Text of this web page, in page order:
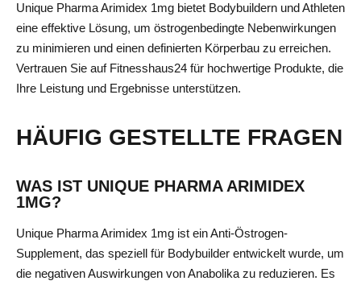
Unique Pharma Arimidex 1mg bietet Bodybuildern und Athleten
eine effektive Lösung, um östrogenbedingte Nebenwirkungen
zu minimieren und einen definierten Körperbau zu erreichen.
Vertrauen Sie auf Fitnesshaus24 für hochwertige Produkte, die
Ihre Leistung und Ergebnisse unterstützen.
HÄUFIG GESTELLTE FRAGEN
WAS IST UNIQUE PHARMA ARIMIDEX
1MG?
Unique Pharma Arimidex 1mg ist ein Anti-Östrogen-
Supplement, das speziell für Bodybuilder entwickelt wurde, um
die negativen Auswirkungen von Anabolika zu reduzieren. Es